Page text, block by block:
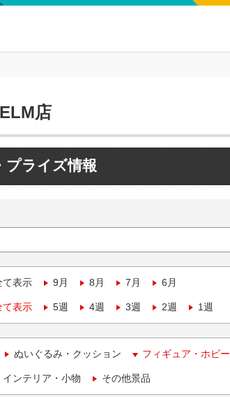
店
プライズ情報
て表示 9月 8月 7月 6月
て表示 5週 4週 3週 2週 1週
ぬいぐるみ・クッション フィギュア・ホビー
ンテリア・小物 その他景品